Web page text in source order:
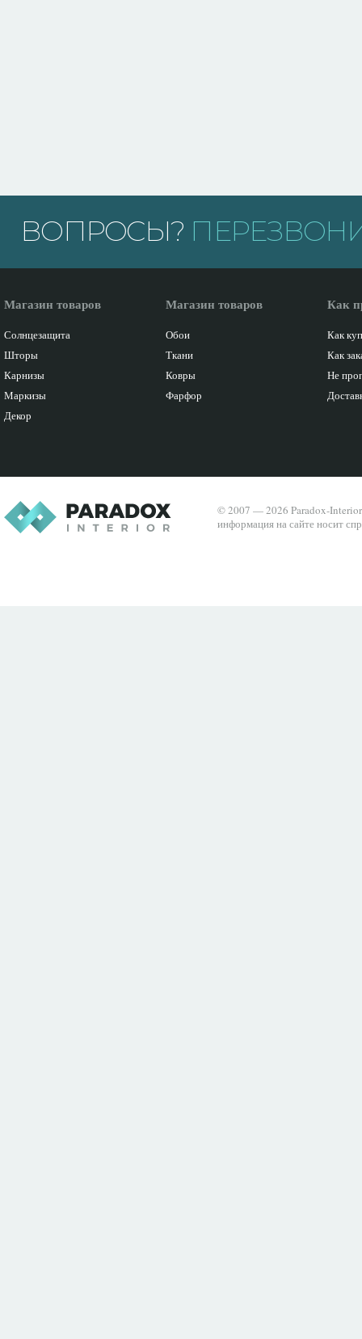
ВОПРОСЫ?
Магазин товаров
Солнцезащита
Шторы
Карнизы
Маркизы
Декор
Магазин товаров
Обои
Ткани
Ковры
Фарфор
Как
Как
Как
Не
© 2007 — 2026 Paradox-
информация на сайте носит